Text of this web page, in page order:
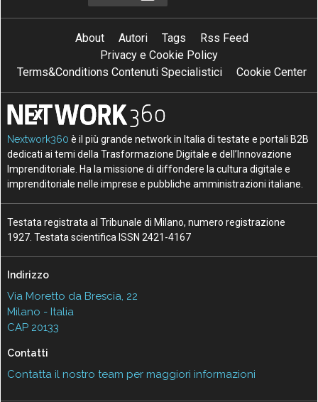
About Autori Tags
Rss Feed
Privacy e Cookie Policy
Terms&Conditions Contenuti Specialistici
Cookie Center
Nextwork360 è il più grande network in Italia di testate e portali B2B
dedicati ai temi della Trasformazione Digitale e dell’Innovazione
Imprenditoriale. Ha la missione di diffondere la cultura digitale e
imprenditoriale nelle imprese e pubbliche amministrazioni italiane.
Testata registrata al Tribunale di Milano, numero registrazione
1927. Testata scientifica ISSN 2421-4167
Indirizzo
Via Moretto da Brescia, 22
Milano - Italia
CAP 20133
Contatti
Contatta il nostro team per maggiori informazioni